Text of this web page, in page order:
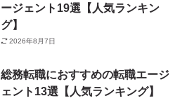
ージェント19選【人気ランキン
グ】
2026年8月7日
総務転職におすすめの転職エージ
ェント13選【人気ランキング】